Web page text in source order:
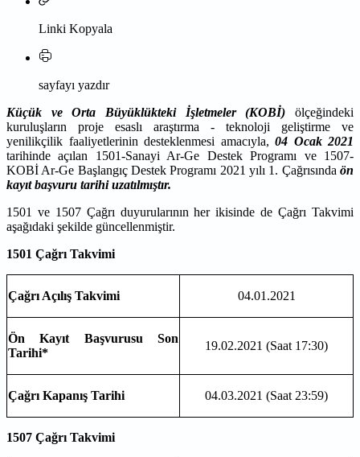
Linki Kopyala
sayfayı yazdır
Küçük ve Orta Büyüklükteki İşletmeler (KOBİ) ölçeğindeki
kuruluşların proje esaslı araştırma ‐ teknoloji geliştirme ve
yenilikçilik faaliyetlerinin desteklenmesi amacıyla, 04 Ocak 2021
tarihinde açılan 1501-Sanayi Ar-Ge Destek Programı ve 1507-
KOBİ Ar-Ge Başlangıç Destek Programı 2021 yılı 1. Çağrısında ön
kayıt başvuru tarihi uzatılmıştır.
1501 ve 1507 Çağrı duyurularının her ikisinde de Çağrı Takvimi
aşağıdaki şekilde güncellenmiştir.
1501 Çağrı Takvimi
Çağrı Açılış Takvimi 04.01.2021
Ön Kayıt Başvurusu Son
Tarihi*
19.02.2021 (Saat 17:30)
Çağrı Kapanış Tarihi 04.03.2021 (Saat 23:59)
1507 Çağrı Takvimi